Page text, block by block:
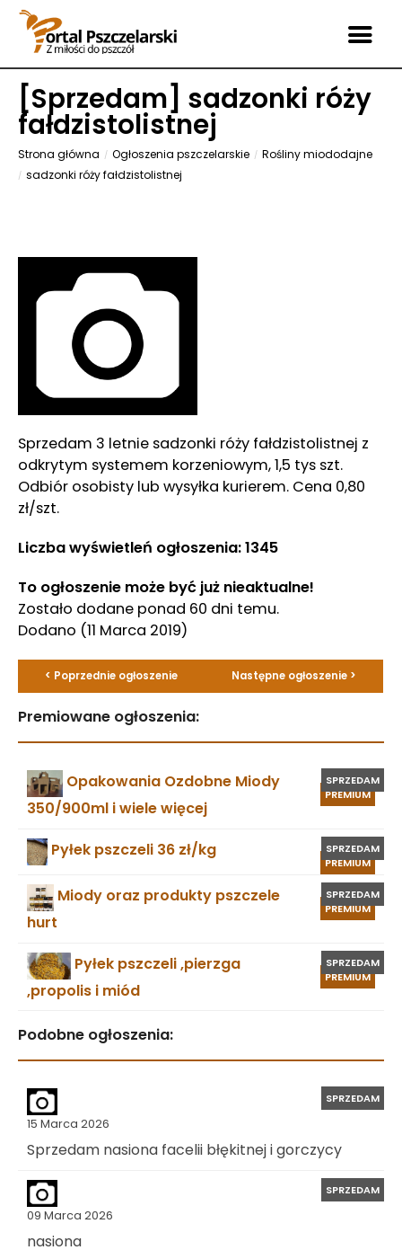
[Sprzedam] sadzonki róży
fałdzistolistnej
Strona główna Ogłoszenia pszczelarskie
Rośliny miododajne
sadzonki róży fałdzistolistnej
Sprzedam 3 letnie sadzonki róży fałdzistolistnej z
odkrytym systemem korzeniowym, 1,5 tys szt.
Odbiór osobisty lub wysyłka kurierem. Cena 0,80
zł/szt.
Liczba wyświetleń ogłoszenia: 1345
To ogłoszenie może być już nieaktualne!
Zostało dodane ponad 60 dni temu.
Dodano (11 Marca 2019)
< Poprzednie ogłoszenie Następne ogłoszenie >
Premiowane ogłoszenia:
PREMIUM
SPRZEDAM
Opakowania Ozdobne Miody
350/900ml i wiele więcej
PREMIUM
SPRZEDAM
Pyłek pszczeli 36 zł/kg
PREMIUM
SPRZEDAM
Miody oraz produkty pszczele
hurt
PREMIUM
SPRZEDAM
Pyłek pszczeli ,pierzga
,propolis i miód
Podobne ogłoszenia:
15 Marca 2026
SPRZEDAM
Sprzedam nasiona facelii błękitnej i gorczycy
09 Marca 2026
SPRZEDAM
nasiona